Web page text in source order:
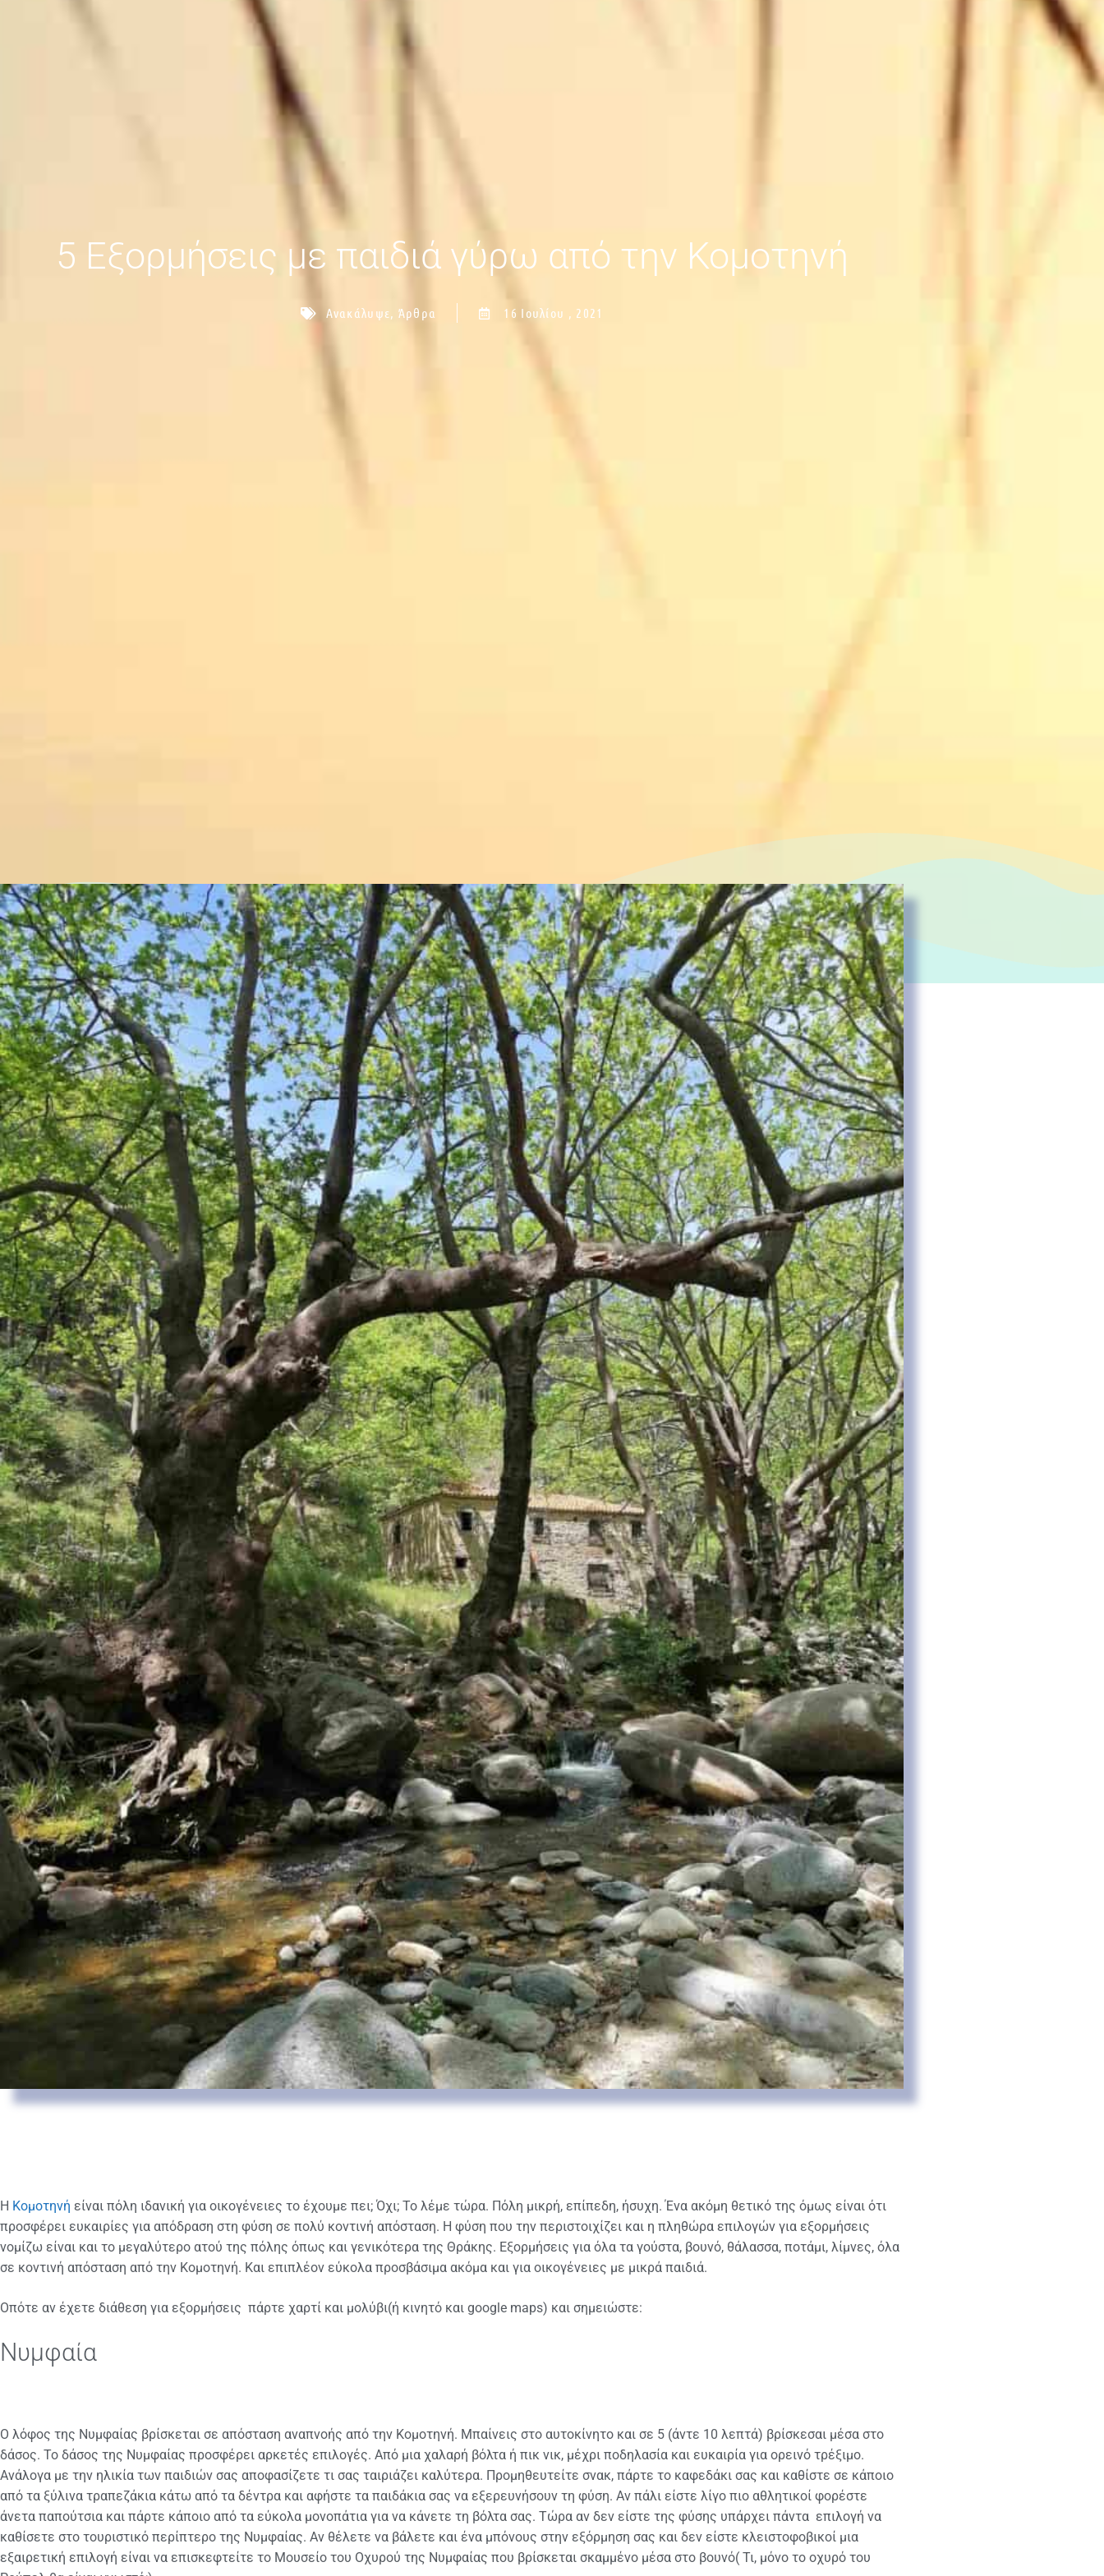
5 Εξορμήσεις με παιδιά γύρω από την Κομοτηνή
Ανακάλυψε, Άρθρα 16 Ιουλίου , 2021
Η Κομοτηνή είναι πόλη ιδανική για οικογένειες το έχουμε πει; Όχι; Το λέμε τώρα. Πόλη μικρή, επίπεδη, ήσυχη. Ένα ακόμη θετικό της όμως είναι ότι
προσφέρει ευκαιρίες για απόδραση στη φύση σε πολύ κοντινή απόσταση. Η φύση που την περιστοιχίζει και η πληθώρα επιλογών για εξορμήσεις
νομίζω είναι και το μεγαλύτερο ατού της πόλης όπως και γενικότερα της Θράκης. Εξορμήσεις για όλα τα γούστα, βουνό, θάλασσα, ποτάμι, λίμνες, όλα
σε κοντινή απόσταση από την Κομοτηνή. Και επιπλέον εύκολα προσβάσιμα ακόμα και για οικογένειες με μικρά παιδιά.
Οπότε αν έχετε διάθεση για εξορμήσεις πάρτε χαρτί και μολύβι(ή κινητό και google maps) και σημειώστε:
Νυμφαία
Ο λόφος της Νυμφαίας βρίσκεται σε απόσταση αναπνοής από την Κομοτηνή. Μπαίνεις στο αυτοκίνητο και σε 5 (άντε 10 λεπτά) βρίσκεσαι μέσα στο
δάσος. Το δάσος της Νυμφαίας προσφέρει αρκετές επιλογές. Από μια χαλαρή βόλτα ή πικ νικ, μέχρι ποδηλασία και ευκαιρία για ορεινό τρέξιμο.
Ανάλογα με την ηλικία των παιδιών σας αποφασίζετε τι σας ταιριάζει καλύτερα. Προμηθευτείτε σνακ, πάρτε το καφεδάκι σας και καθίστε σε κάποιο
από τα ξύλινα τραπεζάκια κάτω από τα δέντρα και αφήστε τα παιδάκια σας να εξερευνήσουν τη φύση. Αν πάλι είστε λίγο πιο αθλητικοί φορέστε
άνετα παπούτσια και πάρτε κάποιο από τα εύκολα μονοπάτια για να κάνετε τη βόλτα σας. Τώρα αν δεν είστε της φύσης υπάρχει πάντα επιλογή να
καθίσετε στο τουριστικό περίπτερο της Νυμφαίας. Αν θέλετε να βάλετε και ένα μπόνους στην εξόρμηση σας και δεν είστε κλειστοφοβικοί μια
εξαιρετική επιλογή είναι να επισκεφτείτε το Μουσείο του Οχυρού της Νυμφαίας που βρίσκεται σκαμμένο μέσα στο βουνό( Τι, μόνο το οχυρό του